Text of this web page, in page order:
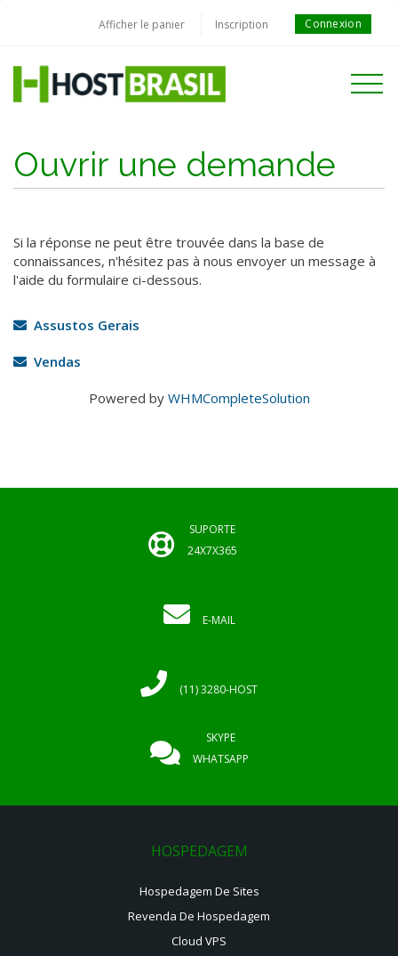
Afficher le panier Inscription Connexion
Toggle
Ouvrir une demande
Si la réponse ne peut être trouvée dans la base de
connaissances, n'hésitez pas à nous envoyer un message à
l'aide du formulaire ci-dessous.
Assustos Gerais
Vendas
Powered by WHMCompleteSolution
SUPORTE
24X7X365
E-MAIL
(11) 3280-HOST
SKYPE
WHATSAPP
HOSPEDAGEM
Hospedagem De Sites
Revenda De Hospedagem
Cloud VPS